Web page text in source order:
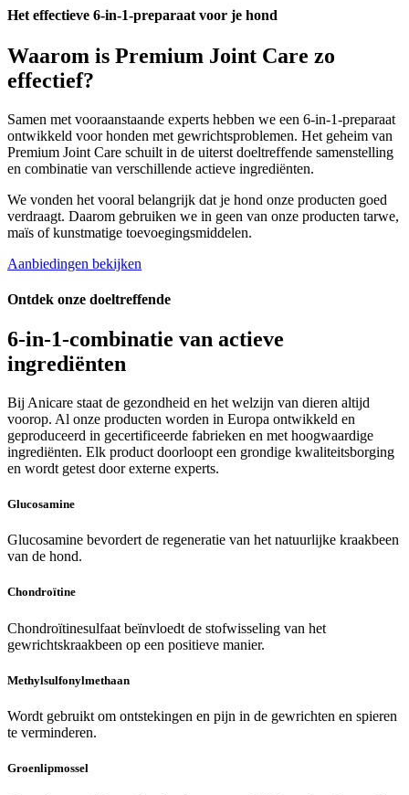
Het effectieve 6-in-1-preparaat voor je hond
Waarom is Premium Joint Care zo
effectief?
Samen met vooraanstaande experts hebben we een 6-in-1-preparaat
ontwikkeld voor honden met gewrichtsproblemen. Het geheim van
Premium Joint Care schuilt in de uiterst doeltreffende samenstelling
en combinatie van verschillende actieve ingrediënten.
We vonden het vooral belangrijk dat je hond onze producten goed
verdraagt. Daarom gebruiken we in geen van onze producten tarwe,
maïs of kunstmatige toevoegingsmiddelen.
Aanbiedingen bekijken
Ontdek onze doeltreffende
6-in-1-combinatie van actieve
ingrediënten
Bij Anicare staat de gezondheid en het welzijn van dieren altijd
voorop. Al onze producten worden in Europa ontwikkeld en
geproduceerd in gecertificeerde fabrieken en met hoogwaardige
ingrediënten. Elk product doorloopt een grondige kwaliteitsborging
en wordt getest door externe experts.
Glucosamine
Glucosamine bevordert de regeneratie van het natuurlijke kraakbeen
van de hond.
Chondroïtine
Chondroïtinesulfaat beïnvloedt de stofwisseling van het
gewrichtskraakbeen op een positieve manier.
Methylsulfonylmethaan
Wordt gebruikt om ontstekingen en pijn in de gewrichten en spieren
te verminderen.
Groenlipmossel